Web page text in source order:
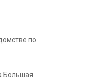
по
Большая